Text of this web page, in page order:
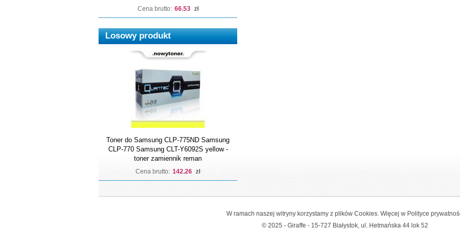
Cena brutto: 66.53 zł
Losowy produkt
Toner do Samsung CLP-775ND Samsung
CLP-770 Samsung CLT-Y6092S yellow -
toner zamiennik reman
Cena brutto: 142.26 zł
W ramach naszej witryny korzystamy z plików Cookies. Więcej w Polityce
© 2025 - Giraffe - 15-727 Białystok, ul. Hetmańska 44 lok 52